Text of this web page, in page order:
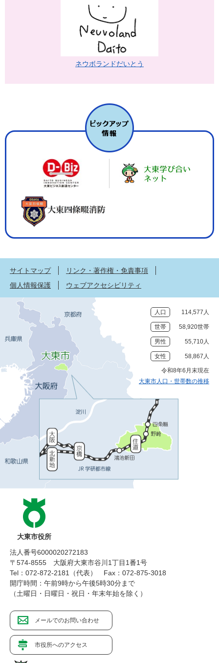
ネウボランドだいとう
サイトマップ
リンク・著作権・免責事項
個人情報保護
ウェブアクセシビリティ
人口 114,577人
世帯 58,920世帯
男性 55,710人
女性 58,867人
令和8年6月末現在
大東市人口・世帯数の推移
大東市役所
法人番号6000020272183
〒574-8555 大阪府大東市谷川1丁目1番1号
Tel：072-872-2181（代表）
Fax：072-875-3018
開庁時間：午前9時から午後5時30分まで
（土曜日・日曜日・祝日・年末年始を除く）
メールでのお問い合わせ
市役所へのアクセス